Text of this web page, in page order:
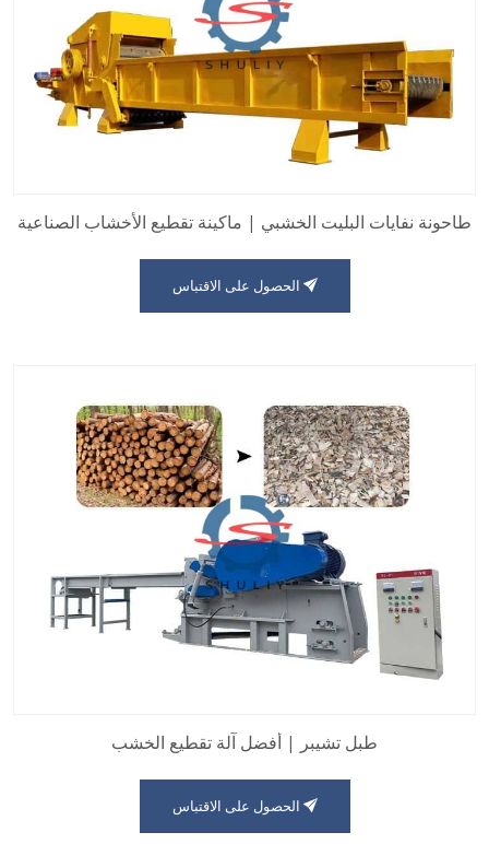
طاحونة نفايات البليت الخشبي | ماكينة تقطيع الأخشاب الصناعية
الحصول على الاقتباس
طبل تشيبر | أفضل آلة تقطيع الخشب
الحصول على الاقتباس